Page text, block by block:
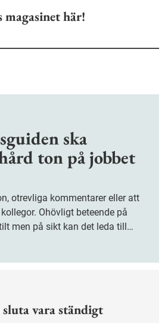
magasinet här!
ska
ton på jobbet
otrevliga kommentarer eller att
Ohövligt beteende på
men på sikt kan det leda till
vara ständigt